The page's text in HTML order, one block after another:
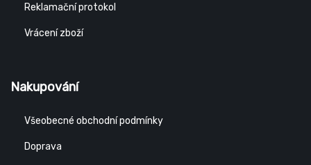
Reklamační protokol
Vrácení zboží
Nakupování
Všeobecné obchodní podmínky
Doprava